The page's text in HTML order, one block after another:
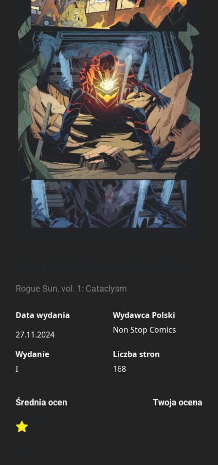
Rogue Sun, vol. 1: Cataclysm
Data wydania
27.11.2024
Wydawca Polski
Non Stop Comics
Wydanie
I
Liczba stron
168
Średnia ocen
Rate this item:
Twoja ocena